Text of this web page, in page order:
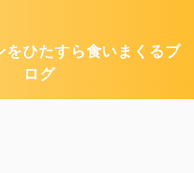
をひたすら食いまくるブ
ログ